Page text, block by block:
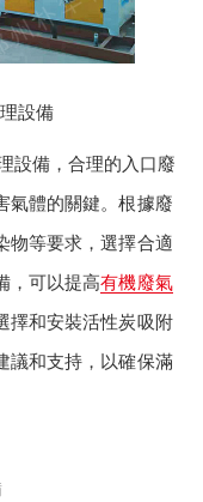
設備
設備，合理的入口廢
氣體的關鍵。根據廢
物等要求，選擇合適
，可以提高有機廢氣
擇和安裝活性炭吸附
議和支持，以確保滿